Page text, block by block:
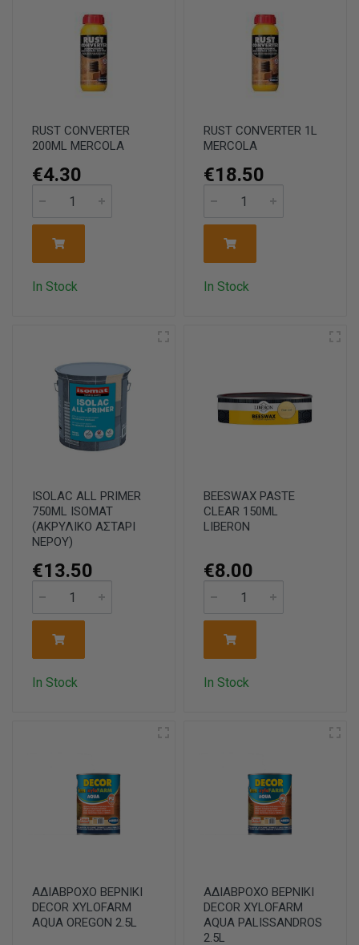
RUST CONVERTER
200ML MERCOLA
€4.30
In Stock
RUST CONVERTER 1L
MERCOLA
€18.50
In Stock
ISOLAC ALL PRIMER
750ML ISOMAT
(ΑΚΡΥΛΙΚΟ ΑΣΤΑΡΙ
ΝΕΡΟΥ)
€13.50
In Stock
BEESWAX PASTE
CLEAR 150ML
LIBERON
€8.00
In Stock
ΑΔΙΑΒΡΟΧΟ ΒΕΡΝΙΚΙ
DECOR XYLOFARM
AQUA OREGON 2.5L
ΑΔΙΑΒΡΟΧΟ ΒΕΡΝΙΚΙ
DECOR XYLOFARM
AQUA PALISSANDROS
2.5L